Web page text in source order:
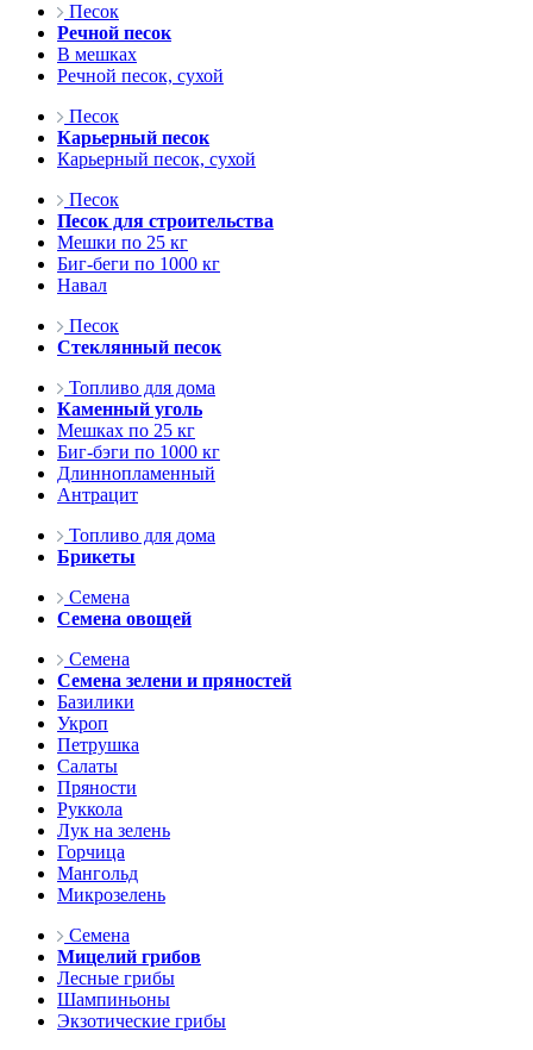
Песок
Речной песок
В мешках
Речной песок, сухой
Песок
Карьерный песок
Карьерный песок, сухой
Песок
Песок для строительства
Мешки по 25 кг
Биг-беги по 1000 кг
Навал
Песок
Стеклянный песок
Топливо для дома
Каменный уголь
Мешках по 25 кг
Биг-бэги по 1000 кг
Длиннопламенный
Антрацит
Топливо для дома
Брикеты
Семена
Семена овощей
Семена
Семена зелени и пряностей
Базилики
Укроп
Петрушка
Салаты
Пряности
Руккола
Лук на зелень
Горчица
Мангольд
Микрозелень
Семена
Мицелий грибов
Лесные грибы
Шампиньоны
Экзотические грибы